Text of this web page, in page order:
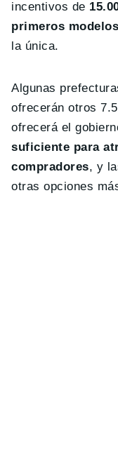
incentivos de
primeros
la única.
Algunas
ofrecerán otros
ofrecerá el
suficiente para
compradores, y
otras opciones